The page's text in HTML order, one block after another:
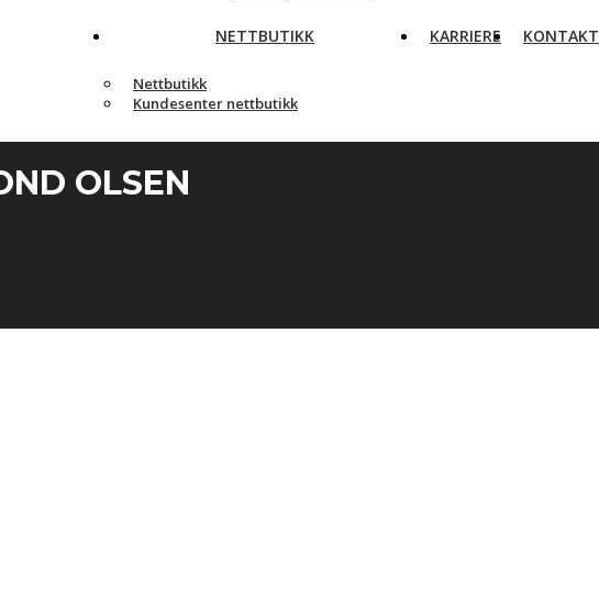
NETTBUTIKK
Nettbutikk
Kundesenter nettbutikk
KARRIERE KONTAKT
OLSEN